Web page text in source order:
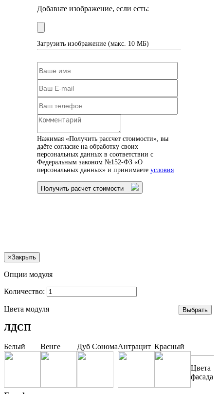
Добавьте изображение, если есть:
Загрузить изображение (макс. 10 МБ)
Нажимая «Получить рассчет стоимости», вы
даёте согласие на обработку своих
персональных данных в соответствии с
Федеральным законом №152-ФЗ «О
персональных данных» и принимаете условия
Получить расчет стоимости
×Закрыть
Опции модуля
Количество:
Цвета модуля
ЛДСП
Белый Венге Дуб СономаАнтрацит Красный
Цвета
фасада